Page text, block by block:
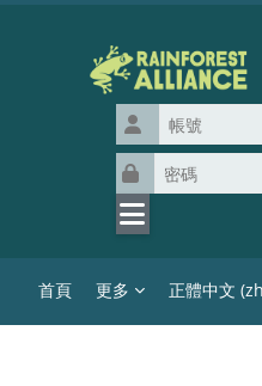
帳號
密碼
首頁 更多 正體中文